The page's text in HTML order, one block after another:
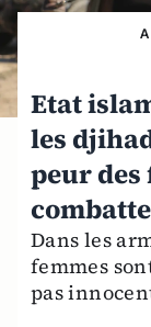
A
Etat
les
peur des
Dans les
femmes
pas